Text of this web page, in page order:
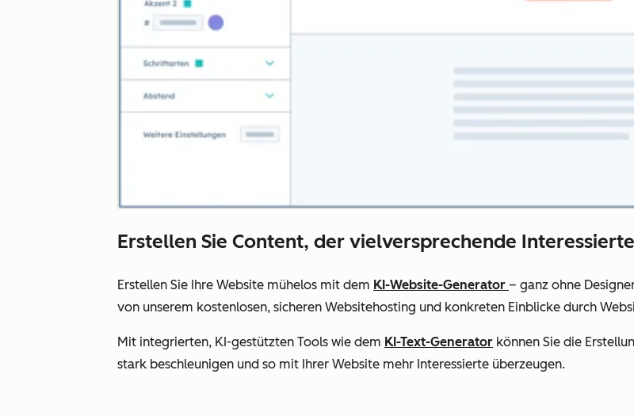
Erstellen Sie Content, der vielversprechende
Erstellen Sie Ihre Website mühelos mit dem KI-Website-Generator – ganz ohne
von unserem kostenlosen, sicheren Websitehosting und konkreten Einblicke durch
Mit integrierten, KI-gestützten Tools wie dem KI-Text-Generator können Sie die
stark beschleunigen und so mit Ihrer Website mehr Interessierte überzeugen.